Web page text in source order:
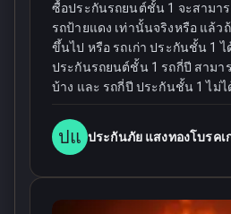
ซื้อประกันรถยนต์ชั้น 1 จะสามา
รถป้ายแดง เท่านั้นจริงหรือ แล้ว
ขึ้นไป หรือ รถเก่า ประกันชั้น 1 ไ
ประกันรถยนต์ชั้น 1 รถกี่ปี สามา
บ้าง และ รถกี่ปี ประกันชั้น 1 ไม่ไ
ปแ ประกันภัย แสงทองโบรคเ